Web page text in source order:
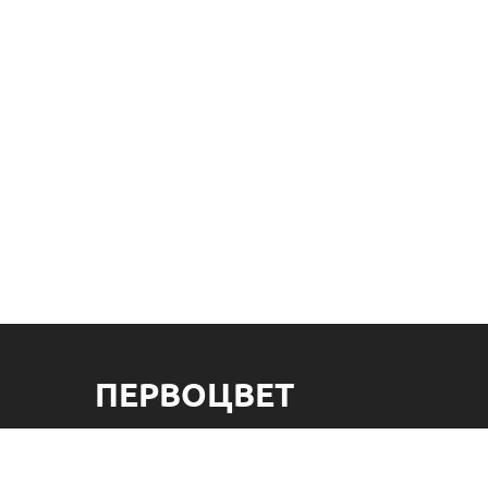
ПЕРВОЦВЕТ